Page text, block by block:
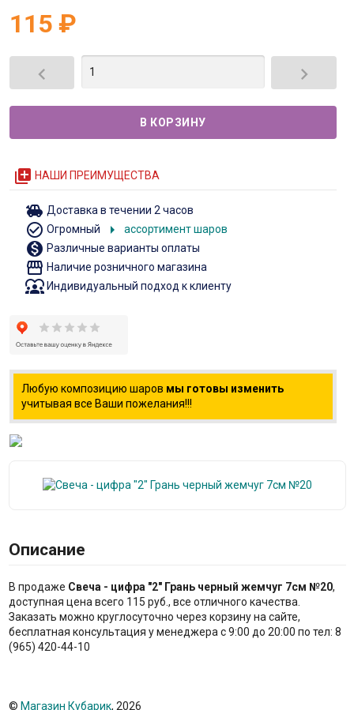
115 ₽
 
queue НАШИ ПРЕИМУЩЕСТВА
toys Доставка в течении 2 часов
check_circle_outline Огромный arrow_right ассортимент шаров
monetization_on Различные варианты оплаты
storefront Наличие розничного магазина
diversity_1Индивидуальный подход к клиенту
Любую композицию шаров мы готовы изменить
учитывая все Ваши пожелания!!!
Описание
В продаже Свеча - цифра "2" Грань черный жемчуг 7см №20,
доступная цена всего 115 руб., все отличного качества.
Заказать можно круглосуточно через корзину на сайте,
бесплатная консультация у менеджера с 9:00 до 20:00 по тел: 8
(965) 420-44-10
© Магазин Кубарик, 2026